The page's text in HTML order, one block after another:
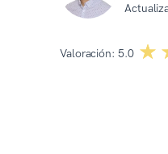
Valoración: 5.0